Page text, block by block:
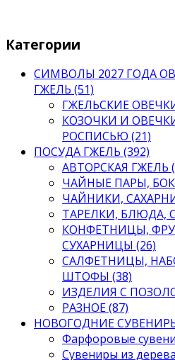
Категории
СИМВОЛЫ 2027 ГОДА
ГЖЕЛЬ (51)
ГЖЕЛЬСКИЕ
КОЗОЧКИ И
РОСПИСЬЮ (21)
ПОСУДА ГЖЕЛЬ (392)
АВТОРСКАЯ ГЖЕЛЬ
ЧАЙНЫЕ ПАРЫ,
ЧАЙНИКИ,
ТАРЕЛКИ, БЛЮДА,
КОНФЕТНИЦЫ,
СУХАРНИЦЫ (26)
САЛФЕТНИЦЫ,
ШТОФЫ (38)
ИЗДЕЛИЯ С
РАЗНОЕ (87)
НОВОГОДНИЕ
Фарфоровые
Сувениры из